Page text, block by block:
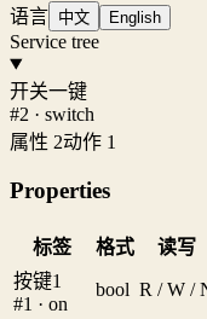
语言 中文 English
Service tree
开关一键
#2 · switch
属性 2动作 1
Properties
标签 格式 读写
按键1
#1 · on
bool R / W /